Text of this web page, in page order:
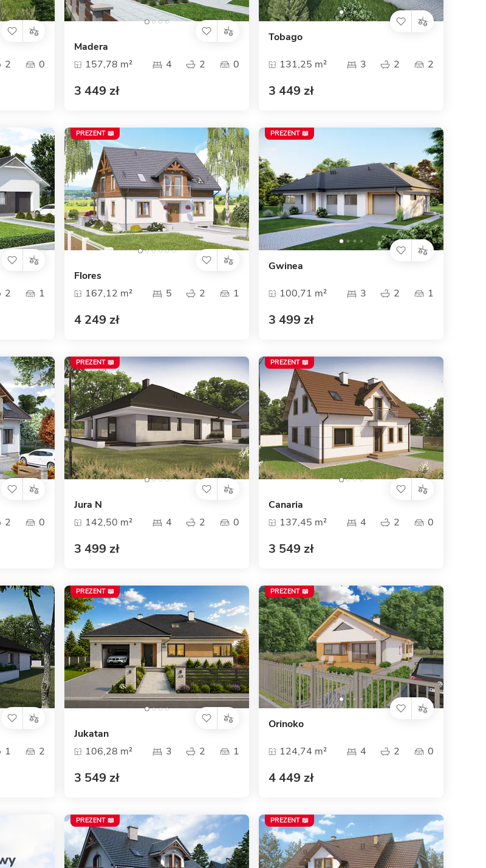
Dom pasywny- co to znaczy
2 0
Madera
157,78 m²
4 2 0
3 449 zł
Tobago
131,25 m² 3 2 2
3 449 zł
2 1
Flores
167,12 m²
5 2 1
4 249 zł
PREZENT 📖
Gwinea
100,71 m² 3 2 1
3 499 zł
PREZENT 📖
2 0
Jura N
142,50 m²
4 2 0
3 499 zł
PREZENT 📖
Canaria
137,45 m²
4 2 0
3 549 zł
PREZENT 📖
1 2
Jukatan
106,28 m²
3 2 1
3 549 zł
PREZENT 📖
Orinoko
124,74 m² 4 2 0
4 449 zł
PREZENT 📖
PREZENT 📖 PREZENT 📖